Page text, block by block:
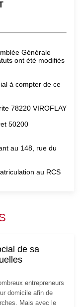
Générale
ont été modifiés
à compter de ce
78220 VIROFLAY
50200
au 148, rue du
au RCS
de sa
entrepreneurs
domicile afin de
Mais avec le